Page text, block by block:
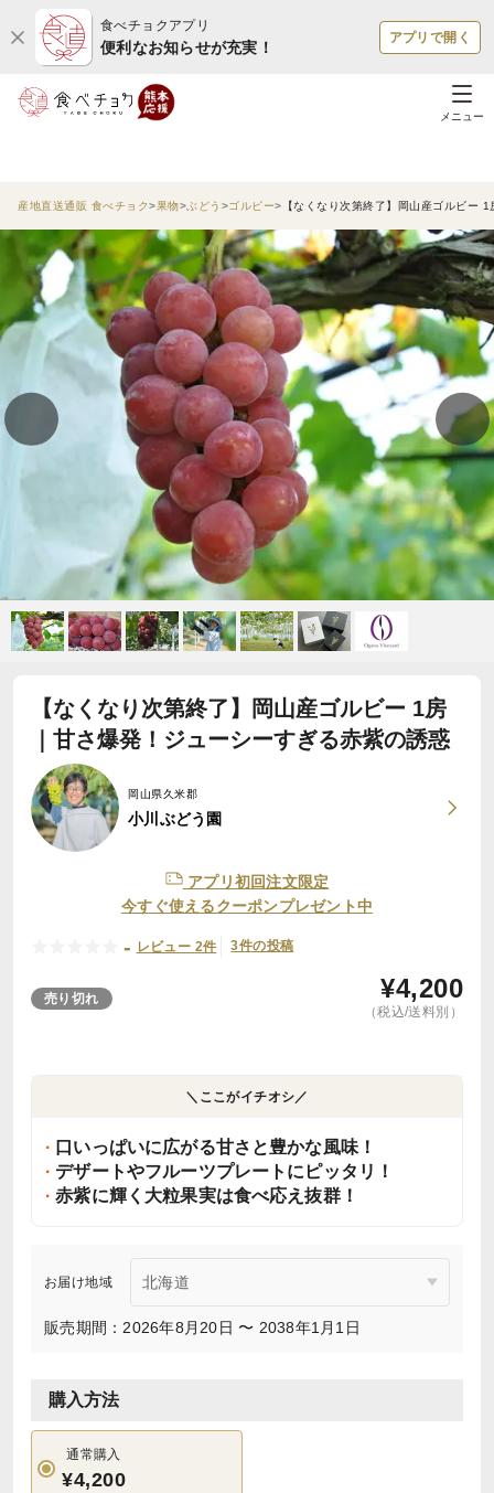
食べチョクアプリ
便利なお知らせが充実！
アプリで開く
メニュー
産地直送通販 食べチョク 果物 ぶどう ゴルビー 【なくなり次第終了】岡山産ゴルビー
【なくなり次第終了】岡山産ゴルビー 1房
｜甘さ爆発！ジューシーすぎる赤紫の誘惑
岡山県久米郡
小川ぶどう園
アプリ初回注文限定
今すぐ使えるクーポンプレゼント中
- レビュー 2件 3件の投稿
売り切れ ¥4,200
（税込/送料別）
＼ここがイチオシ／
口いっぱいに広がる甘さと豊かな風味！
デザートやフルーツプレートにピッタリ！
赤紫に輝く大粒果実は食べ応え抜群！
お届け地域
販売期間：2026年8月20日 〜 2038年1月1日
購入方法
通常購入
¥4,200